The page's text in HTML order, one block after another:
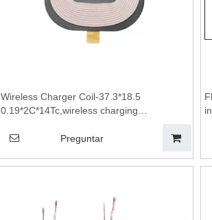
Wireless Charger Coil-37.3*18.5
0.19*2C*14Tc,wireless charging
motherboard,Wireless mobile phone
Preguntar